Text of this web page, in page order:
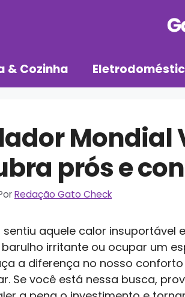
& Cozinha
Mondial
prós e
Redação Gato Check
sentiu aquele calor insuportável
irritante ou ocupar um
a diferença no nosso
Se você está nessa busca,